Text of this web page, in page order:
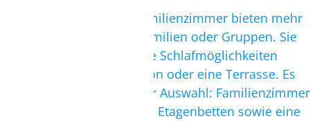
Die Familienzimmer bieten mehr
Platz und sind ideal für Familien oder Gruppen. Sie
verfügen über komfortable Schlafmöglichkeiten
sowie einen eigenen Balkon oder eine Terrasse. Es
stehen zwei Kategorien zur Auswahl: Familienzimmer
mit einem Doppelbett und Etagenbetten sowie eine